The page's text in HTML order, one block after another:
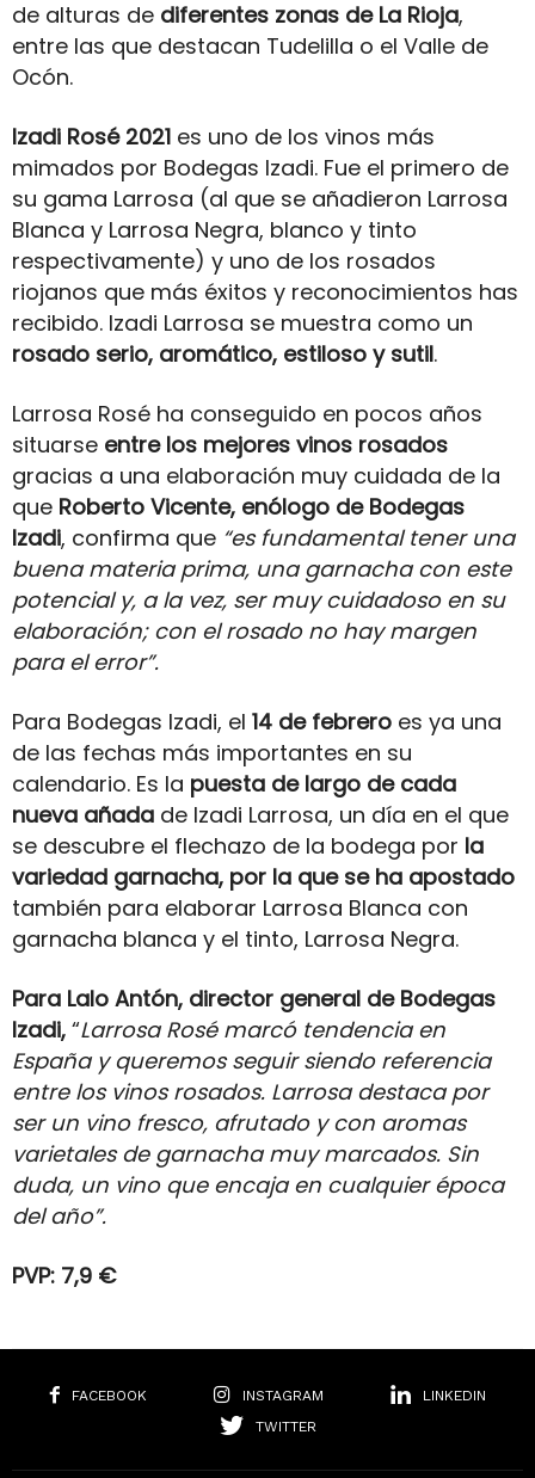
de alturas de diferentes zonas de La Rioja,
entre las que destacan Tudelilla o el Valle de
Ocón.
Izadi Rosé 2021 es uno de los vinos más
mimados por Bodegas Izadi. Fue el primero de
su gama Larrosa (al que se añadieron Larrosa
Blanca y Larrosa Negra, blanco y tinto
respectivamente) y uno de los rosados
riojanos que más éxitos y reconocimientos has
recibido. Izadi Larrosa se muestra como un
rosado serio, aromático, estiloso y sutil.
Larrosa Rosé ha conseguido en pocos años
situarse entre los mejores vinos rosados
gracias a una elaboración muy cuidada de la
que Roberto Vicente, enólogo de Bodegas
Izadi, confirma que “es fundamental tener una
buena materia prima, una garnacha con este
potencial y, a la vez, ser muy cuidadoso en su
elaboración; con el rosado no hay margen
para el error”.
Para Bodegas Izadi, el 14 de febrero es ya una
de las fechas más importantes en su
calendario. Es la puesta de largo de cada
nueva añada de Izadi Larrosa, un día en el que
se descubre el flechazo de la bodega por la
variedad garnacha, por la que se ha apostado
también para elaborar Larrosa Blanca con
garnacha blanca y el tinto, Larrosa Negra.
Para Lalo Antón, director general de Bodegas
Izadi, “Larrosa Rosé marcó tendencia en
España y queremos seguir siendo referencia
entre los vinos rosados. Larrosa destaca por
ser un vino fresco, afrutado y con aromas
varietales de garnacha muy marcados. Sin
duda, un vino que encaja en cualquier época
del año”.
PVP: 7,9 €
FACEBOOK INSTAGRAM
LINKEDIN
TWITTER